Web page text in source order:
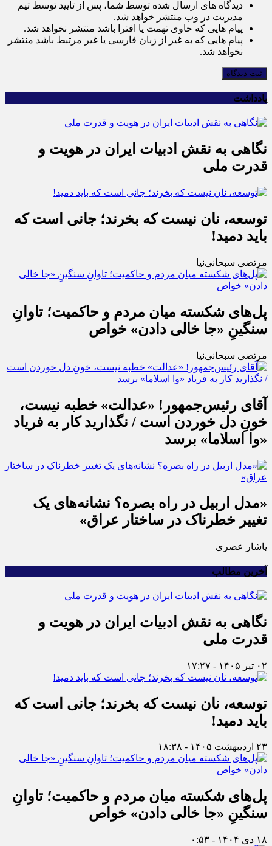
دیدگاه های ارسال شده توسط شما، پس از تایید توسط تیم
مدیریت در وب منتشر خواهد شد.
پیام هایی که حاوی تهمت یا افترا باشد منتشر نخواهد شد.
پیام هایی که به غیر از زبان فارسی یا غیر مرتبط باشد منتشر
نخواهد شد.
ثبت دیدگاه
یادداشت
نگاهی به نقش ادبیات ایران در هویت و
قدرت ملی
توسعه، نان نیست که بخرند؛ جانی است که
باید دمید!
مرتضی سبحانی‌نیا
پل‌های شکسته میان مردم و حاکمیت؛ تاوانِ
سنگینِ «جا خالی دادن» خواص
مرتضی سبحانی‌نیا
آقای رئیس‌جمهور! «عدالت» خطبه نیست،
خونِ دل خوردن است / نگذارید کار به فریاد
«وا اسلاما» برسد
«مدل اربیل در راه بصره؟ نشانه‌های یک
تغییر خطرناک در ساختار عراق»
یاشار عصری
آخرین مطالب
نگاهی به نقش ادبیات ایران در هویت و
قدرت ملی
۰۲ تیر ۱۴۰۵ - ۱۷:۲۷
توسعه، نان نیست که بخرند؛ جانی است که
باید دمید!
۲۳ اردیبهشت ۱۴۰۵ - ۱۸:۳۸
پل‌های شکسته میان مردم و حاکمیت؛ تاوانِ
سنگینِ «جا خالی دادن» خواص
۱۸ دی ۱۴۰۴ - ۰:۵۳